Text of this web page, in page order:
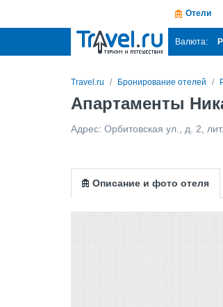
Отели
Валюта:
Travel.ru Бронирование отелей
Апартаменты
Адрес: Орбитовская ул., д. 2,
Описание и фото отеля